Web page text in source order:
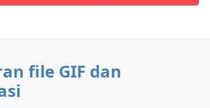
file GIF dan